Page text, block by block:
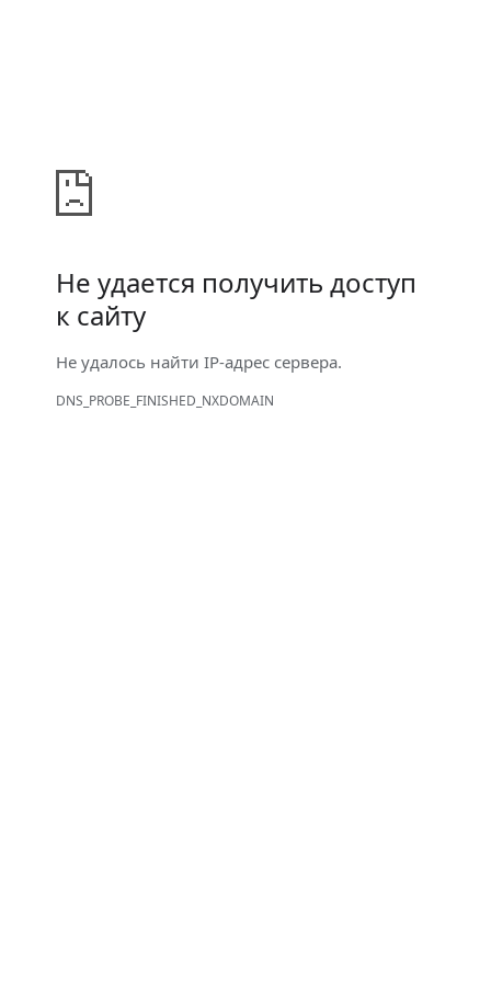
Не удается получить доступ
к сайту
Не удалось найти IP-адрес сервера.
DNS_PROBE_FINISHED_NXDOMAIN